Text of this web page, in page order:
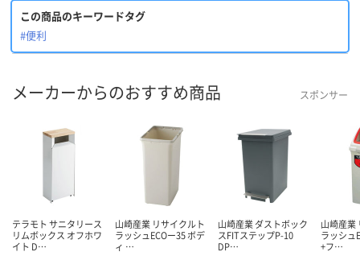
この商品のキーワードタグ
#便利
メーカーからのおすすめ商品 スポンサー
テラモト サニタリース
リムボックス オフホワ
イト D…
山崎産業 リサイクルト
ラッシュECOー35 ボデ
ィ …
山崎産業 ダストボック
スFITステップP-10
DP…
山崎産業
ラッシュ
+フ…